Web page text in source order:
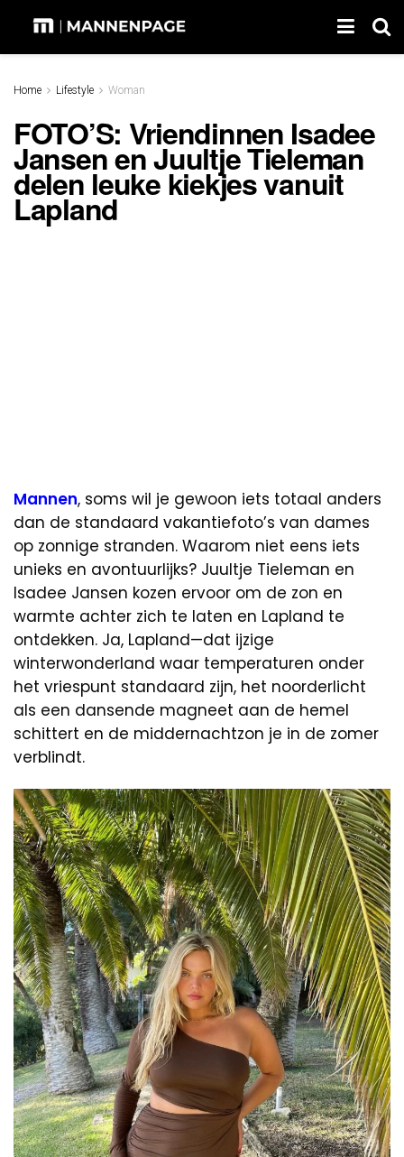
Home Lifestyle Woman
FOTO’S: Vriendinnen Isadee
Jansen en Juultje Tieleman
delen leuke kiekjes vanuit
Lapland
Mannen, soms wil je gewoon iets totaal anders
dan de standaard vakantiefoto’s van dames
op zonnige stranden. Waarom niet eens iets
unieks en avontuurlijks? Juultje Tieleman en
Isadee Jansen kozen ervoor om de zon en
warmte achter zich te laten en Lapland te
ontdekken. Ja, Lapland—dat ijzige
winterwonderland waar temperaturen onder
het vriespunt standaard zijn, het noorderlicht
als een dansende magneet aan de hemel
schittert en de middernachtzon je in de zomer
verblindt.